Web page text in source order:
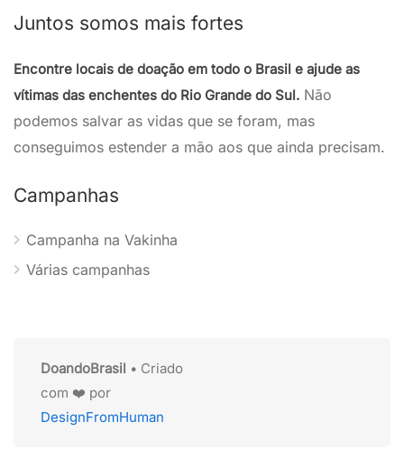
Juntos somos mais fortes
Encontre locais de doação em todo o Brasil e ajude as
vítimas das enchentes do Rio Grande do Sul. Não
podemos salvar as vidas que se foram, mas
conseguimos estender a mão aos que ainda precisam.
Campanhas
Campanha na Vakinha
Várias campanhas
DoandoBrasil • Criado
com ❤️ por
DesignFromHuman